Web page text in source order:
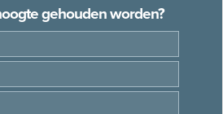
gehouden worden?